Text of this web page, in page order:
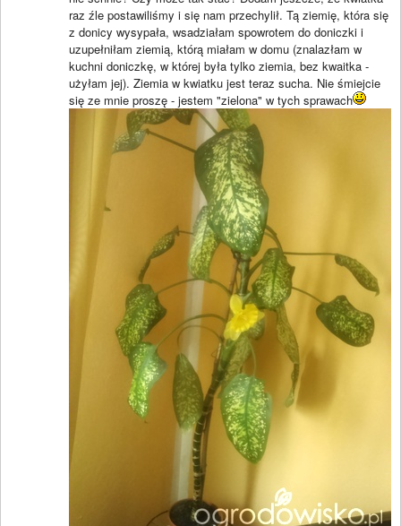
raz źle postawiliśmy i się nam przechylił. Tą ziemię, która się
z donicy wysypała, wsadziałam spowrotem do doniczki i
uzupełniłam ziemią, którą miałam w domu (znalazłam w
kuchni doniczkę, w której była tylko ziemia, bez kwaitka -
użyłam jej). Ziemia w kwiatku jest teraz sucha. Nie śmiejcie
się ze mnie proszę - jestem "zielona" w tych sprawach